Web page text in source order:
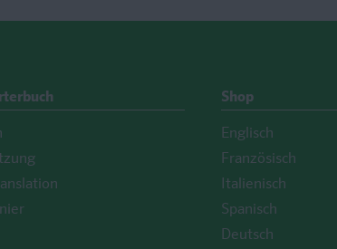
Shop
Englisch
Französisch
Italienisch
Spanisch
Deutsch